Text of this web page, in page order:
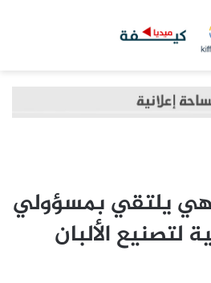
يلتقي بمسؤولي
لتصنيع الألبان